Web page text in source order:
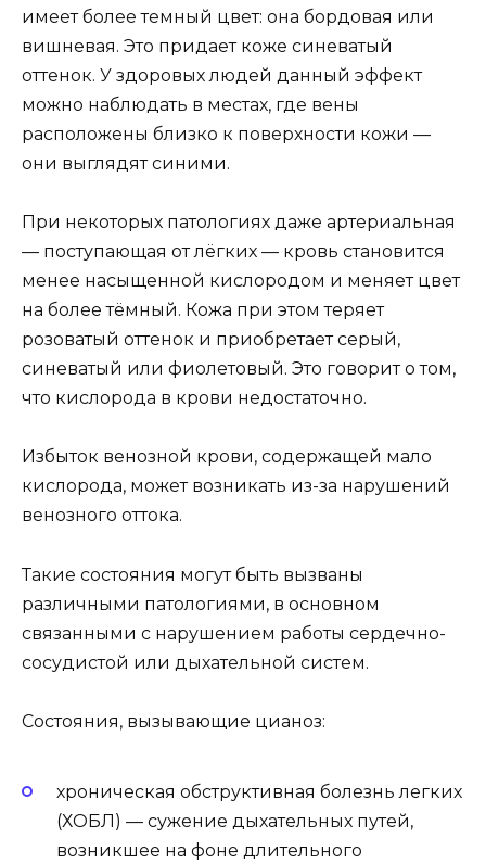
имеет более темный цвет: она бордовая или
вишневая. Это придает коже синеватый
оттенок. У здоровых людей данный эффект
можно наблюдать в местах, где вены
расположены близко к поверхности кожи —
они выглядят синими.
При некоторых патологиях даже артериальная
— поступающая от лёгких — кровь становится
менее насыщенной кислородом и меняет цвет
на более тёмный. Кожа при этом теряет
розоватый оттенок и приобретает серый,
синеватый или фиолетовый. Это говорит о том,
что кислорода в крови недостаточно.
Избыток венозной крови, содержащей мало
кислорода, может возникать из-за нарушений
венозного оттока.
Такие состояния могут быть вызваны
различными патологиями, в основном
связанными с нарушением работы сердечно-
сосудистой или дыхательной систем.
Состояния, вызывающие цианоз:
хроническая обструктивная болезнь легких
(ХОБЛ) — сужение дыхательных путей,
возникшее на фоне длительного